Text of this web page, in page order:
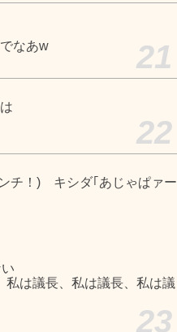
なあw
21
22
チ！) キシダ｢あじゃぱァー
私は議長、私は議長、私は議
23